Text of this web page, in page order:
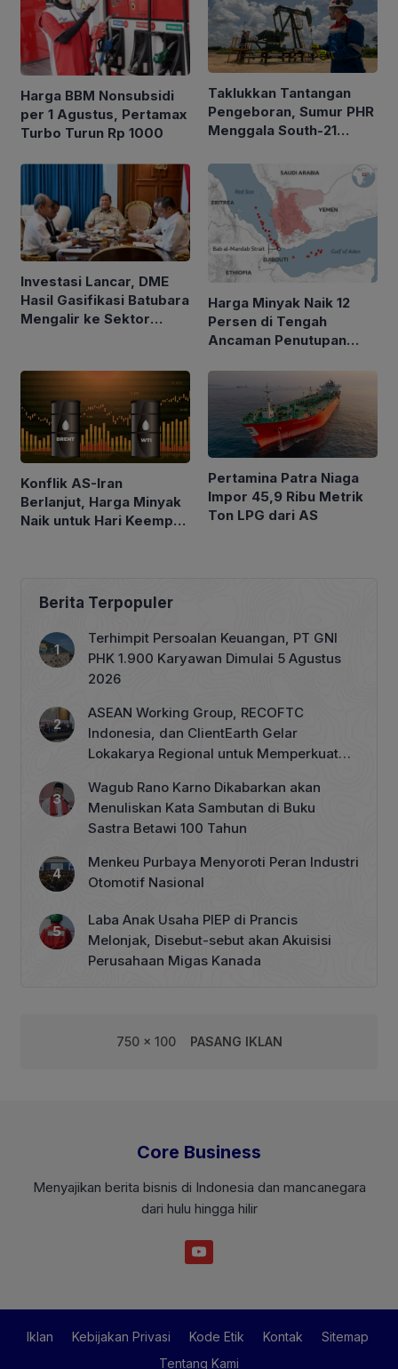
Harga BBM Nonsubsidi
per 1 Agustus, Pertamax
Turbo Turun Rp 1000
Taklukkan Tantangan
Pengeboran, Sumur PHR
Menggala South-21
BOPD
Investasi Lancar, DME
Hasil Gasifikasi Batubara
Mengalir ke Sektor
Harga Minyak Naik 12
Persen di Tengah
Ancaman Penutupan
Konflik AS-Iran
Berlanjut, Harga Minyak
Naik untuk Hari Keempat
Pertamina Patra Niaga
Impor 45,9 Ribu Metrik
Ton LPG dari AS
Berita Terpopuler
Terhimpit Persoalan Keuangan, PT GNI
PHK 1.900 Karyawan Dimulai 5 Agustus
2026
ASEAN Working Group, RECOFTC
Indonesia, dan ClientEarth Gelar
Lokakarya Regional untuk Memperkuat
Wagub Rano Karno Dikabarkan akan
Menuliskan Kata Sambutan di Buku
Sastra Betawi 100 Tahun
Menkeu Purbaya Menyoroti Peran Industri
Otomotif Nasional
Laba Anak Usaha PIEP di Prancis
Melonjak, Disebut-sebut akan Akuisisi
Perusahaan Migas Kanada
750 x 100 PASANG IKLAN
Core Business
Menyajikan berita bisnis di Indonesia dan mancanegara
dari hulu hingga hilir
Iklan Kebijakan Privasi Kode Etik Kontak
Sitemap
Tentang Kami